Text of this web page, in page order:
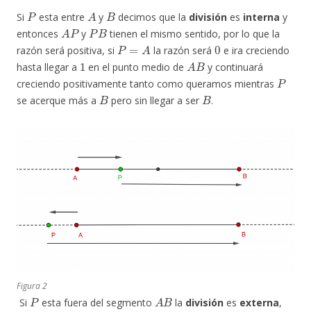
Si
P
esta entre
A
y
B
decimos que la división es interna y
entonces
AP
y
PB
tienen el mismo sentido, por lo que la
razón será positiva, si
P=A
la razón será
0
e ira creciendo
hasta llegar a
1
en el punto medio de
AB
y continuará
creciendo positivamente tanto como queramos mientras
P
se acerque más a
B
pero sin llegar a ser
B
.
Figura 2
Si
P
esta fuera del segmento
A B
la división es externa,